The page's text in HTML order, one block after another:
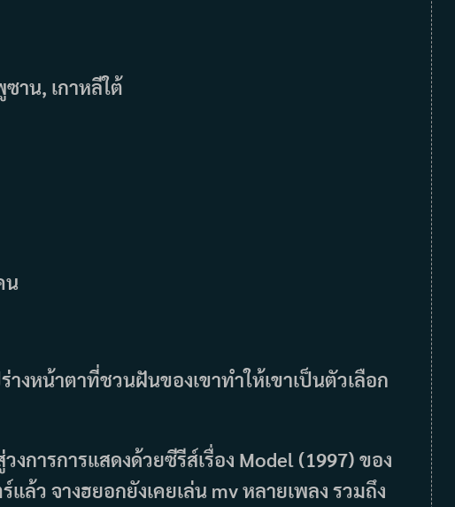
าน, เกาหลีใต้
น
งหน้าตาที่ชวนฝันของเขาทำให้เขาเป็นตัวเลือก
การการแสดงด้วยซีรีส์เรื่อง Model (1997) ของ
ล้ว จางฮยอกยังเคยเล่น mv หลายเพลง รวมถึง